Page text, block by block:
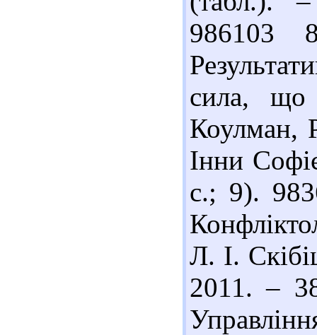
986103
сила,
Коулман,
Інни
с.; 9).
Л. І.
2011. –